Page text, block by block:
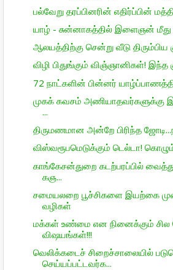
பல்வேறு தரப்பினரின் எதிர்ப்பின்
யாழ் - சுன்னாகத்தில் இளைஞன் மீது
ஆலயத்திற்கு சென்று வீடு திரும்பிய
விழி பிதுங்கும் விஞ்ஞானிகள்! இந்த
72 நாட்களின் பின்னர்
முகக் கவசம் அணியாதவர்களுக்கு
...
திருமணமான அன்றே பிரிந்த
விஸ்வரூபமெடுக்கும் டெல்டா!
காங்கேசன்துறை கடற்பரப்பில்
கஞ...
சமையலறை பூச்சிகளை இயற்கை
வழிகள்
மக்கள் உண்மை என நினைக்கும்
விஷயங்கள்!!!
வெலிக்கடைச் சிறைச்சாலையில்
செய்யப்பட்டவர்க...